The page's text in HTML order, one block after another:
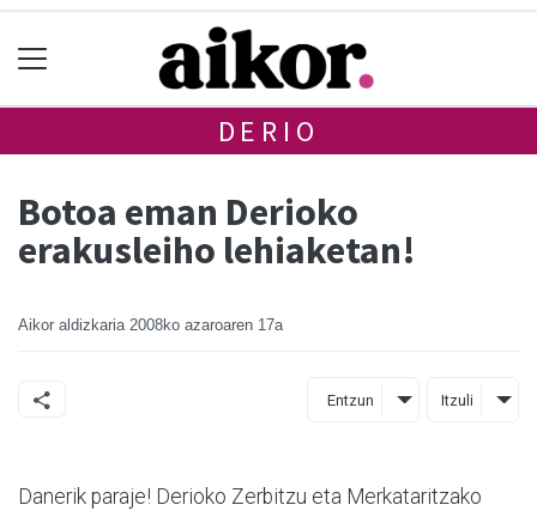
DERIO
Botoa eman Derioko
erakusleiho lehiaketan!
Aikor aldizkaria 2008ko azaroaren 17a
Entzun Itzuli
Danerik paraje! Derioko Zerbitzu eta Merkataritzako